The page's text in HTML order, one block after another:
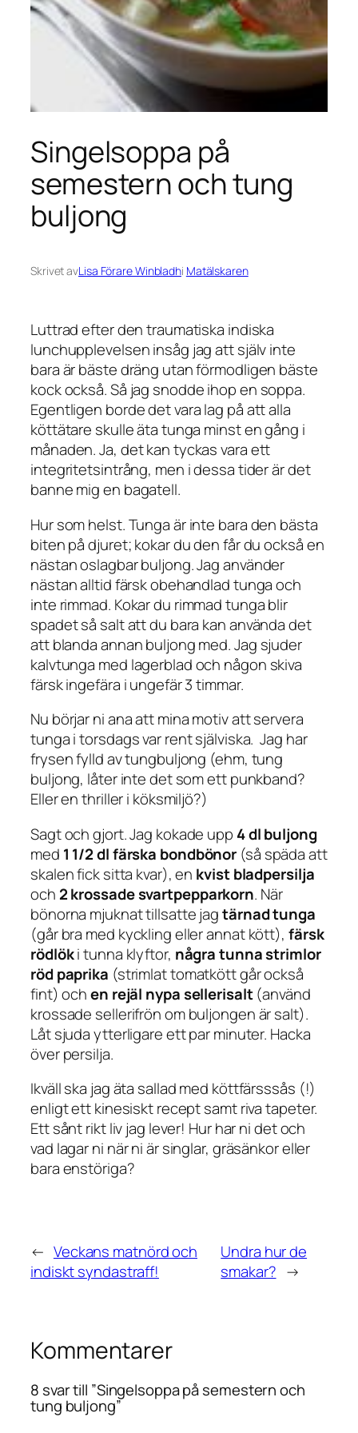
Singelsoppa på
semestern och tung
buljong
Skrivet avLisa Förare Winbladhi Matälskaren
Luttrad efter den traumatiska indiska
lunchupplevelsen insåg jag att själv inte
bara är bäste dräng utan förmodligen bäste
kock också. Så jag snodde ihop en soppa.
Egentligen borde det vara lag på att alla
köttätare skulle äta tunga minst en gång i
månaden. Ja, det kan tyckas vara ett
integritetsintrång, men i dessa tider är det
banne mig en bagatell.
Hur som helst. Tunga är inte bara den bästa
biten på djuret; kokar du den får du också en
nästan oslagbar buljong. Jag använder
nästan alltid färsk obehandlad tunga och
inte rimmad. Kokar du rimmad tunga blir
spadet så salt att du bara kan använda det
att blanda annan buljong med. Jag sjuder
kalvtunga med lagerblad och någon skiva
färsk ingefära i ungefär 3 timmar.
Nu börjar ni ana att mina motiv att servera
tunga i torsdags var rent själviska. Jag har
frysen fylld av tungbuljong (ehm, tung
buljong, låter inte det som ett punkband?
Eller en thriller i köksmiljö?)
Sagt och gjort. Jag kokade upp 4 dl buljong
med 1 1/2 dl färska bondbönor (så späda att
skalen fick sitta kvar), en kvist bladpersilja
och 2 krossade svartpepparkorn. När
bönorna mjuknat tillsatte jagtärnad tunga
(går bra med kyckling eller annat kött), färsk
rödlöki tunna klyftor, några tunna strimlor
röd paprika (strimlat tomatkött går också
fint) ochen rejäl nypa sellerisalt(använd
krossade sellerifrön om buljongen är salt).
Låt sjuda ytterligare ett par minuter. Hacka
över persilja.
Ikväll ska jag äta sallad med köttfärsssås (!)
enligt ett kinesiskt recept samt riva tapeter.
Ett sånt rikt liv jag lever! Hur har ni det och
vad lagar ni när ni är singlar, gräsänkor eller
bara enstöriga?
← Veckans matnörd och
indiskt syndastraff!
Undra hur de
smakar? →
Kommentarer
8 svar till ”Singelsoppa på semestern och
tung buljong”